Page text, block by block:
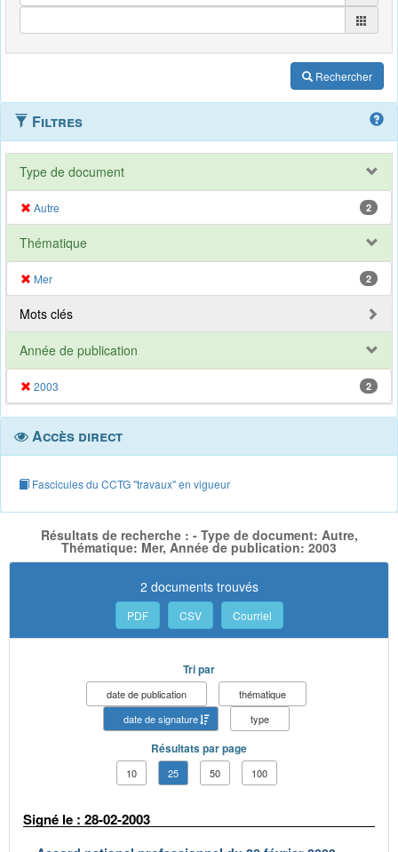
Rechercher
Filtres
Type de document
Autre 2
Thématique
Mer 2
Mots clés
Année de publication
2003 2
Accès direct
Fascicules du CCTG "travaux" en vigueur
Résultats de recherche : - Type de document: Autre,
Thématique: Mer, Année de publication: 2003
2 documents trouvés
PDF CSV Courriel
Tri par
date de publication
thématique
date de signature
type
Résultats par page
10 25 50 100
Signé le : 28-02-2003